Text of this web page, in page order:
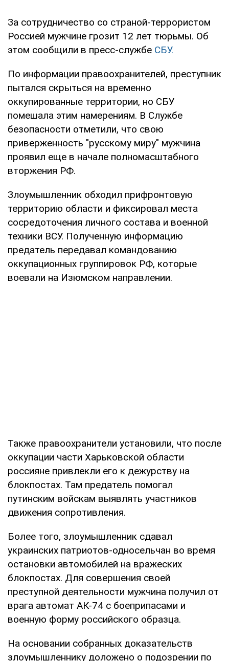
За сотрудничество со страной-террористом
Россией мужчине грозит 12 лет тюрьмы. Об
этом сообщили в пресс-службе СБУ.
По информации правоохранителей, преступник
пытался скрыться на временно
оккупированные территории, но СБУ
помешала этим намерениям. В Службе
безопасности отметили, что свою
приверженность "русскому миру" мужчина
проявил еще в начале полномасштабного
вторжения РФ.
Злоумышленник обходил прифронтовую
территорию области и фиксировал места
сосредоточения личного состава и военной
техники ВСУ. Полученную информацию
предатель передавал командованию
оккупационных группировок РФ, которые
воевали на Изюмском направлении.
Также правоохранители установили, что после
оккупации части Харьковской области
россияне привлекли его к дежурству на
блокпостах. Там предатель помогал
путинским войскам выявлять участников
движения сопротивления.
Более того, злоумышленник сдавал
украинских патриотов-односельчан во время
остановки автомобилей на вражеских
блокпостах. Для совершения своей
преступной деятельности мужчина получил от
врага автомат АК-74 с боеприпасами и
военную форму российского образца.
На основании собранных доказательств
злоумышленнику доложено о подозрении по